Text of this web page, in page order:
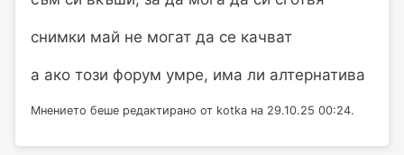
снимки май не могат да се качват
а ако този форум умре, има ли алтернатива
Мнението беше редактирано от kotka на 29.10.25 00:24.